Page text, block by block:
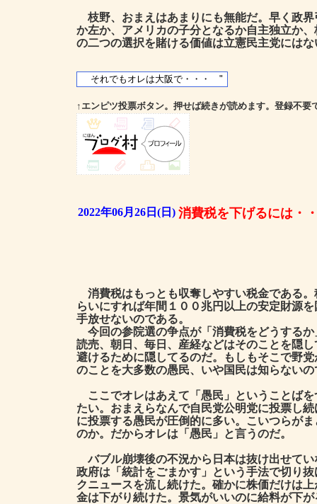
枝野、おまえはあまりにも無能だ。早く政
か左か、アメリカの子分となるか自主独立か
の二つの選択を賭ける価値は立憲民主党にはな
↑エンピツ投票ボタン。押せば続きが読めます。登録不要
2022年06月26日(日) 消費税を下げるには・
消費税はもっとも収奪しやすい税金である
らいにすれば年間１００兆円以上の安定財源
手放せないのである。
今回の参院選の争点が「消費税をどうする
読売、朝日、毎日、産経などはそのことを隠
避けるために隠してるのだ。もしもそこで野
のことを大多数の愚民、いや国民は知らないの
ここでオレはあえて「愚民」ということば
たい。おまえらなんで自民党公明党に投票し
に投票する愚民が圧倒的に多い。こいつらが
のか。だからオレは「愚民」と言うのだ。
バブル崩壊後の不況から日本は抜け出せて
政府は「統計をごまかす」という手法で切り
クニュースを流し続けた。確かに株価だけは
金は下がり続けた。景気がいいのに給料が下